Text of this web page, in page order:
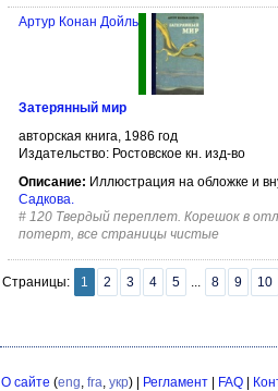
Артур Конан Дойль
Затерянный мир
авторская книга, 1986 год
Издательство: Ростовское кн. изд-во
Описание: Иллюстрация на обложке и
Садкова
# 120 Твердый переплет. Корешок в
потерт, все страницы чистые
Страницы: 1 2 3 4 5 8 9 10
О сайте (eng fra укр) | Регламент| FAQ|